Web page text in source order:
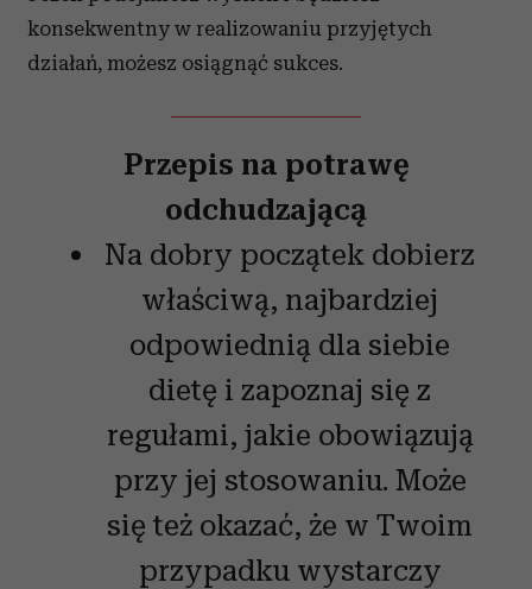
konsekwentny w realizowaniu przyjętych
działań, możesz osiągnąć sukces.
Przepis na potrawę
odchudzającą
Na dobry początek dobierz
właściwą, najbardziej
odpowiednią dla siebie
dietę i zapoznaj się z
regułami, jakie obowiązują
przy jej stosowaniu. Może
się też okazać, że w Twoim
przypadku wystarczy